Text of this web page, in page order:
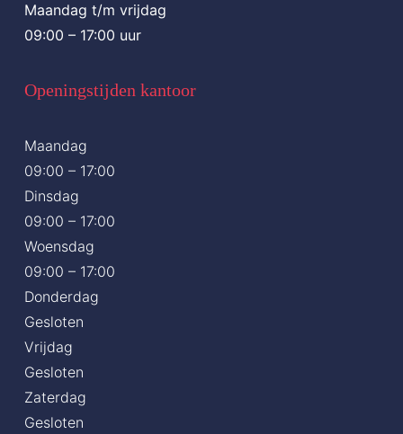
Maandag t/m vrijdag
09:00 – 17:00 uur
Openingstijden kantoor
Maandag
09:00 – 17:00
Dinsdag
09:00 – 17:00
Woensdag
09:00 – 17:00
Donderdag
Gesloten
Vrijdag
Gesloten
Zaterdag
Gesloten